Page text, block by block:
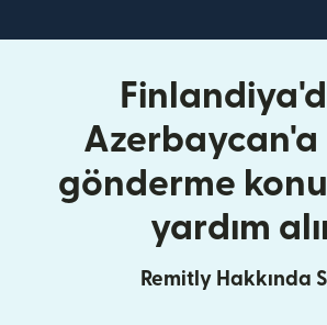
Azerbaycan'a
gönderme
yardım
Remitly Hakkında